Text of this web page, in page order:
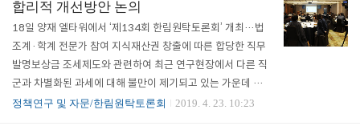
합리적 개선방안 논의
18일 양재 엘타워에서 ‘제134회 한림원탁토론회’ 개최…법
조계·학계 전문가 참여 지식재산권 창출에 따른 합당한 직무
발명보상금 조세제도와 관련하여 최근 연구현장에서 다른 직
군과 차별화된 과세에 대해 불만이 제기되고 있는 가운데 과기
계와 법조계가 합리적 개선방안 모색을 위한 심층적 논의의 장
정책연구 및 자문/한림원탁토론회 2019. 4. 23. 10:23